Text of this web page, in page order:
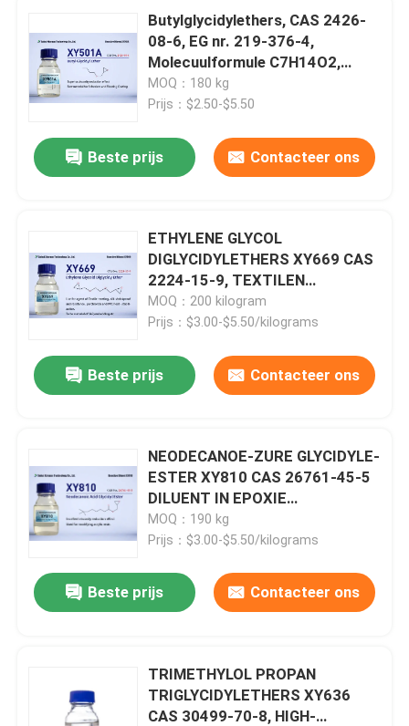
Butylglycidylethers, CAS 2426-
08-6, EG nr. 219-376-4,
Molecuulformule C7H14O2,
Mono-epoxy functioneel, Hoge
zuiverheid, laag chloor, Butyl 2,3-
MOQ：180 kg
Prijs：$2.50-$5.50
Beste prijs Contacteer ons
ETHYLENE GLYCOL
DIGLYCIDYLETHERS XY669 CAS
2224-15-9, TEXTILEN
BEHANDELINGSMIDDEL,
ZILKSCHRINKBESTAANDE EN
PERCHLORIDE EN
HETMOSTABILISATIE-MIDDEL
MOQ：200 kilogram
Prijs：$3.00-$5.50/kilograms
Beste prijs Contacteer ons
NEODECANOE-ZURE GLYCIDYLE-
ESTER XY810 CAS 26761-45-5
DILUENT IN EPOXIE
VOLKENLAKEN, POLYESTER OF
ACRYLIC HARSINTHESE VOOR
SYNTHESE VAN ALKYDE
HARSINEN
MOQ：190 kg
Prijs：$3.00-$5.50/kilograms
Beste prijs Contacteer ons
TRIMETHYLOL PROPAN
TRIGLYCIDYLETHERS XY636
CAS 30499-70-8, HIGH-